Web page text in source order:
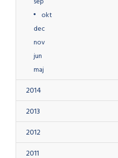
okt
dec
nov
jun
maj
2014
2013
2012
2011